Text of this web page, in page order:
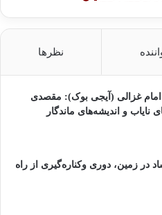
نظرها
غزالی (آیجی بوک): مقصدی
نایاب و اندیشه‌های ماندگار
در زمین‌، دوری وکناره‌گیری از راه